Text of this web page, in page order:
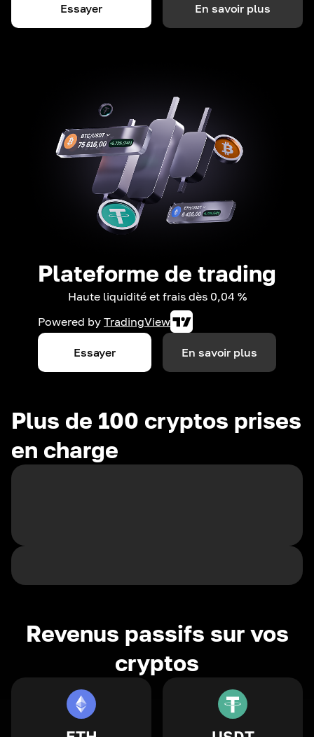
Essayer En savoir plus
Plateforme de trading
Haute liquidité et frais dès 0,04 %
Powered by TradingView
Essayer En savoir plus
Plus de 100 cryptos prises
en charge
Revenus passifs sur vos
cryptos